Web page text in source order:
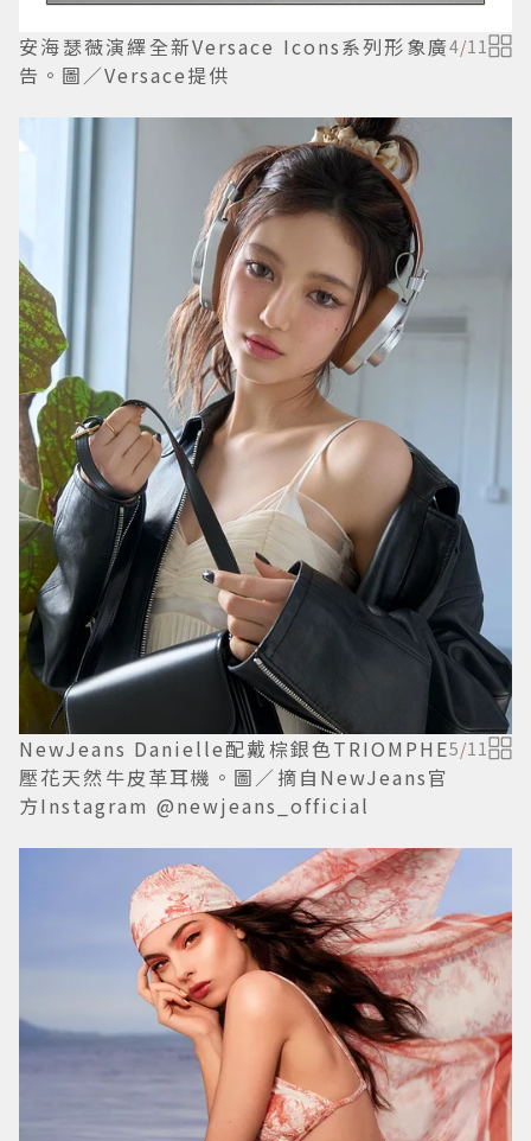
安海瑟薇演繹全新Versace Icons系列形象廣
告。圖／Versace提供
4/11
NewJeans Danielle配戴棕銀色TRIOMPHE
壓花天然牛皮革耳機。圖／摘自NewJeans官
方Instagram @newjeans_official
5/11